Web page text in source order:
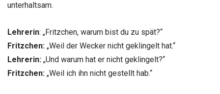
unterhaltsam.
Lehrerin: „Fritzchen, warum bist du zu spät?“
Fritzchen: „Weil der Wecker nicht geklingelt hat.“
Lehrerin: „Und warum hat er nicht geklingelt?“
Fritzchen: „Weil ich ihn nicht gestellt hab.“